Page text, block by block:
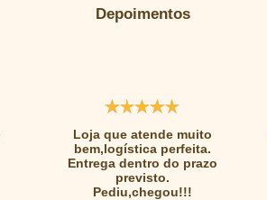
Depoimentos
Loja que atende muito
bem,logística perfeita.
Entrega dentro do prazo
previsto.
Pediu,chegou!!!